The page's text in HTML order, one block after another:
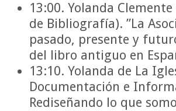
13:00. Yolanda
de Bibliografía). ”La
pasado, presente y
del libro antiguo en
13:10. Yolanda de La
Documentación e
Rediseñando lo que